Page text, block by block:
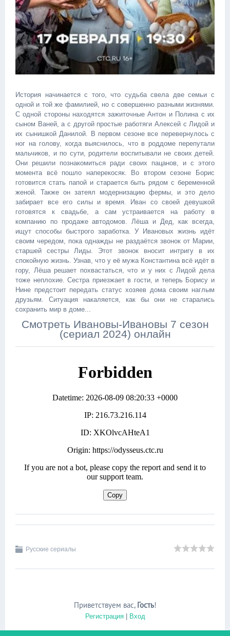
История начинается с того, что судьба свела две семьи с
одной и той же фамилией, но с совершенно разными жизнями.
С одной стороны находятся зажиточные Антон и Полина с их
сыном Ваней, а с другой простые работяги Алексей с Лидой и
их сынишкой Данилой. В первом сезоне все перевернулось с
ног на голову, когда выяснилось, что в роддоме перепутали
мальчиков, и по сути, родители воспитывали не своих детей.
Они решили познакомиться ради своих пацанов, и с этого
момента всё пошло наперекосяк. Во втором сезоне Борис
готовится стать папой и старается быть рядом с беременной
женой. Также он затеял модернизацию фермы, и это дело
забирает все его силы и время. Иван со своей девушкой
готовятся к свадьбе, а сам устраивается на работу в
компанию по продаже автодомов. Лёша и Дед, как всегда,
ищут способы быстрого заработка. У Ивановых жизнь идёт
своим чередом, пока однажды не раздаётся звонок от Марии,
старшей сестры Лиды. Этот звонок вносит интригу в их
спокойную жизнь. Узнав, что у её мужа Константина всё идёт в
гору, Лёша решает похвастаться, что и у них с Лидой дела
тоже неплохие. Сестра приезжает в гости, и теперь Борису и
Нине предстоит передать статус хозяев дома своим наглым
друзьям. Ситуация накаляется, как бы они не старались
сохранить мир в доме...
Смотреть Ивановы-Ивановы 7 сезон
(сериал 2024) онлайн
Русские сериалы
Приветствуем вас, Гость!
Регистрация| Вход